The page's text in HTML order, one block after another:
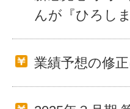
んが『ひろし
業績予想の修